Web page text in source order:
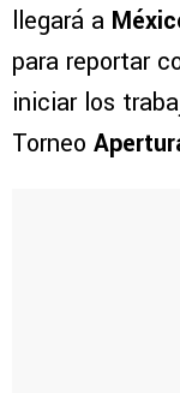
llegará a
para reportar
iniciar los
Torneo